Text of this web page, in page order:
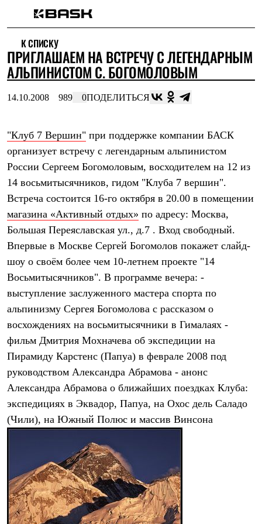
Интернет-магазин
Мужская одежда
Утепленная пухом
Куртки
Жилеты
Куртки
Брюки
Штормовая одежда
Куртки
Брюки
Софтшелл одежда
Куртки
Брюки
Флисовая одежда
Куртки
Брюки
Термобелье
Теплое термобелье
Легкое термобелье
Лёгкая одежда
Футболки
Толстовки
Брюки
Женская одежда
Утепленная пухом
Жилеты
Утепленная синтетикой
Штормовая одежда
Куртки
Софтшелл одежда
Куртки
Брюки
Лёгкая одежда
К СПИСКУ
ПРИГЛАШАЕМ НА ВСТРЕЧУ С ЛЕГЕНДАРНЫМ
АЛЬПИНИСТОМ С. БОГОМОЛОВЫМ
14.10.2008 989 0ПОДЕЛИТЬСЯ
"Клуб 7 Вершин" при поддержке компании БАСК
организует встречу с легендарным альпинистом
России Сергеем Богомоловым, восходителем на 12 из
14 восьмитысячников, гидом "Клуба 7 вершин".
Встреча состоится 16-го октября в 20.00 в помещении
магазина «Активный отдых» по адресу: Москва,
Большая Переяславская ул., д.7 . Вход свободный.
Впервые в Москве Сергей Богомолов покажет слайд-
шоу о своём более чем 10-летнем проекте "14
Восьмитысячников". В программе вечера: -
выступление заслуженного мастера спорта по
альпинизму Сергея Богомолова с рассказом о
восхождениях на восьмитысячники в Гималаях -
фильм Дмитрия Мохначева об экспедиции на
Пирамиду Карстенс (Папуа) в феврале 2008 под
руководством Александра Абрамова - анонс
Александра Абрамова о ближайших поездках Клуба:
экспедициях в Эквадор, Папуа, на Охос дель Саладо
(Чили), на Южный Полюс и массив Винсона